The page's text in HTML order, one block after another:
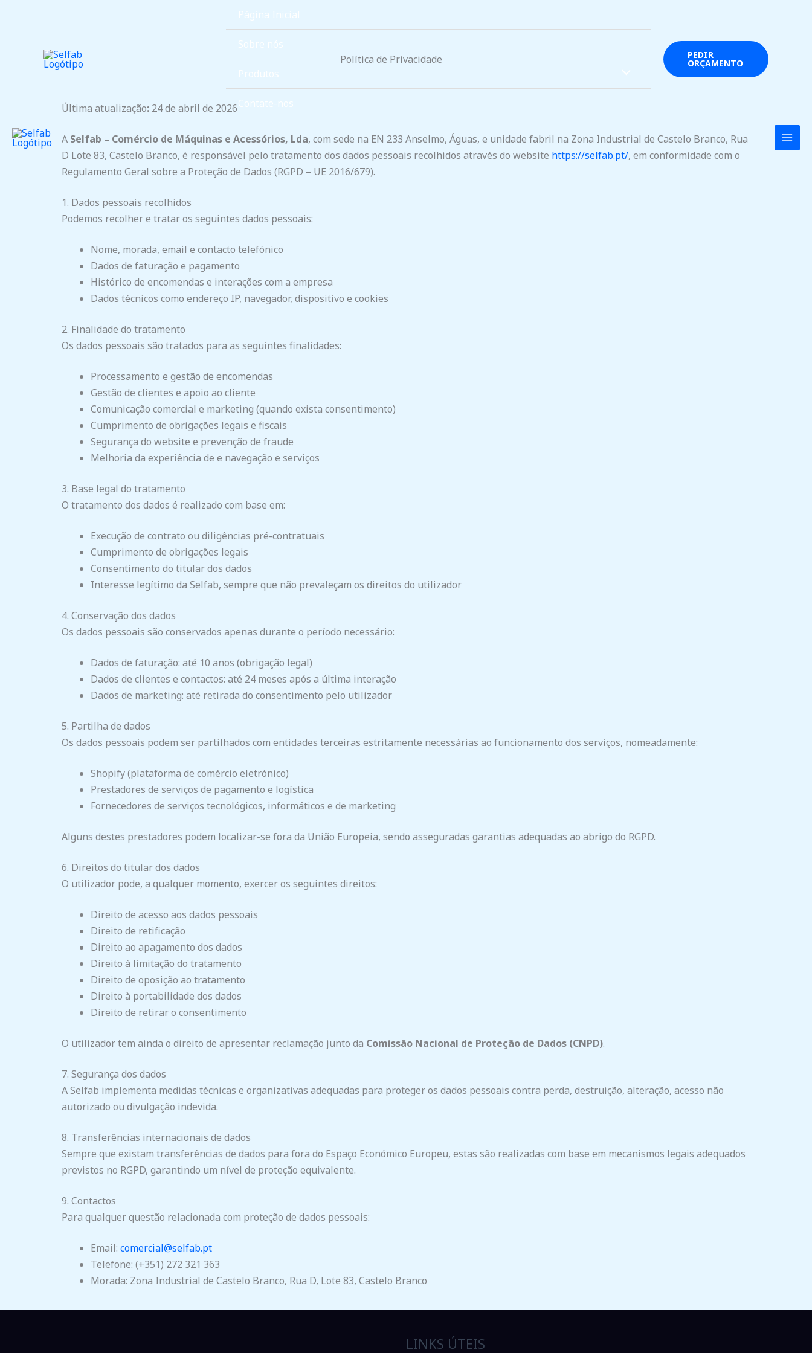
Página Inicial
Sobre nós
Produtos
Contate-nos
PEDIR
ORÇAMENTO
Política de Privacidade
Última atualização: 24 de abril de 2026
A Selfab – Comércio de Máquinas e Acessórios, Lda, com sede na EN 233 Anselmo, Águas, e unidade fabril na Zona Industrial de Castelo Branco, Rua
D Lote 83, Castelo Branco, é responsável pelo tratamento dos dados pessoais recolhidos através do website https://selfab.pt/, em conformidade com o
Regulamento Geral sobre a Proteção de Dados (RGPD – UE 2016/679).
1. Dados pessoais recolhidos
Podemos recolher e tratar os seguintes dados pessoais:
Nome, morada, email e contacto telefónico
Dados de faturação e pagamento
Histórico de encomendas e interações com a empresa
Dados técnicos como endereço IP, navegador, dispositivo e cookies
2. Finalidade do tratamento
Os dados pessoais são tratados para as seguintes finalidades:
Processamento e gestão de encomendas
Gestão de clientes e apoio ao cliente
Comunicação comercial e marketing (quando exista consentimento)
Cumprimento de obrigações legais e fiscais
Segurança do website e prevenção de fraude
Melhoria da experiência de e navegação e serviços
3. Base legal do tratamento
O tratamento dos dados é realizado com base em:
Execução de contrato ou diligências pré-contratuais
Cumprimento de obrigações legais
Consentimento do titular dos dados
Interesse legítimo da Selfab, sempre que não prevaleçam os direitos do utilizador
4. Conservação dos dados
Os dados pessoais são conservados apenas durante o período necessário:
Dados de faturação: até 10 anos (obrigação legal)
Dados de clientes e contactos: até 24 meses após a última interação
Dados de marketing: até retirada do consentimento pelo utilizador
5. Partilha de dados
Os dados pessoais podem ser partilhados com entidades terceiras estritamente necessárias ao funcionamento dos serviços, nomeadamente:
Shopify (plataforma de comércio eletrónico)
Prestadores de serviços de pagamento e logística
Fornecedores de serviços tecnológicos, informáticos e de marketing
Alguns destes prestadores podem localizar-se fora da União Europeia, sendo asseguradas garantias adequadas ao abrigo do RGPD.
6. Direitos do titular dos dados
O utilizador pode, a qualquer momento, exercer os seguintes direitos:
Direito de acesso aos dados pessoais
Direito de retificação
Direito ao apagamento dos dados
Direito à limitação do tratamento
Direito de oposição ao tratamento
Direito à portabilidade dos dados
Direito de retirar o consentimento
O utilizador tem ainda o direito de apresentar reclamação junto da Comissão Nacional de Proteção de Dados (CNPD).
7. Segurança dos dados
A Selfab implementa medidas técnicas e organizativas adequadas para proteger os dados pessoais contra perda, destruição, alteração, acesso não
autorizado ou divulgação indevida.
8. Transferências internacionais de dados
Sempre que existam transferências de dados para fora do Espaço Económico Europeu, estas são realizadas com base em mecanismos legais adequados
previstos no RGPD, garantindo um nível de proteção equivalente.
9. Contactos
Para qualquer questão relacionada com proteção de dados pessoais:
Email: comercial@selfab.pt
Telefone: (+351) 272 321 363
Morada: Zona Industrial de Castelo Branco, Rua D, Lote 83, Castelo Branco
LINKS ÚTEIS